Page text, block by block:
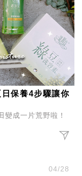
保養4步驟讓你
變成一片荒野啦！
04/28